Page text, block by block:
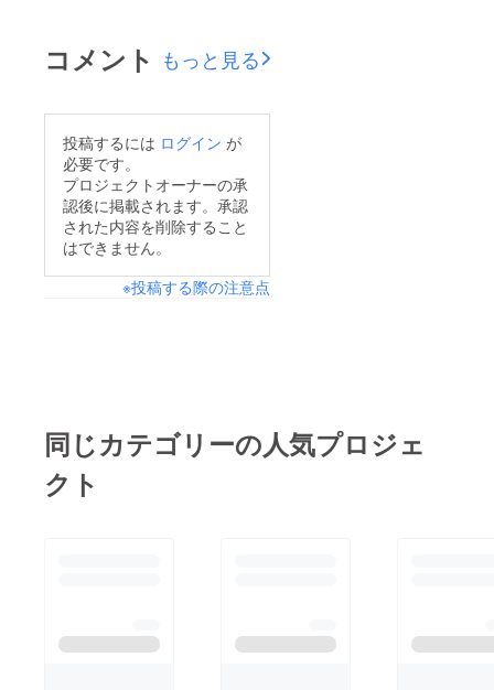
コメント もっと見る
投稿するには ログイン が
必要です。
プロジェクトオーナーの承
認後に掲載されます。承認
された内容を削除すること
はできません。
※投稿する際の注意点
同じカテゴリーの人気プロジェ
クト